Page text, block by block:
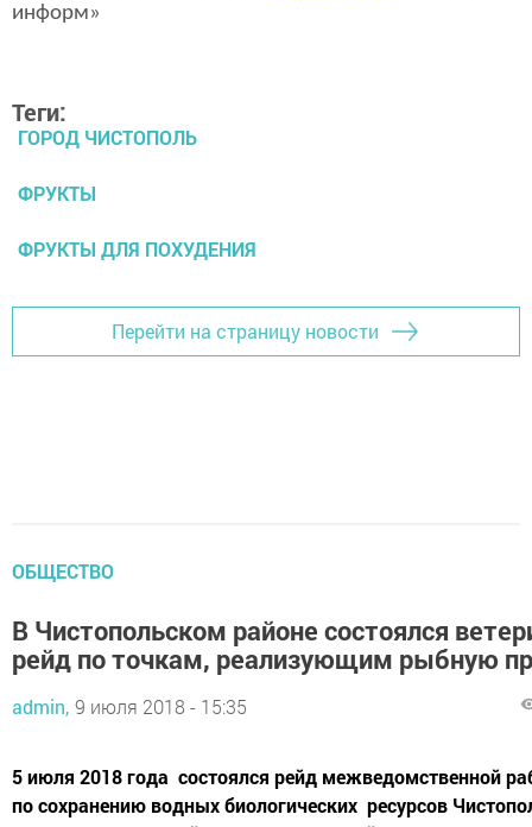
информ»
Теги:
ГОРОД ЧИСТОПОЛЬ
ФРУКТЫ
ФРУКТЫ ДЛЯ ПОХУДЕНИЯ
Перейти на страницу новости
ОБЩЕСТВО
В Чистопольском районе состоялся
рейд по точкам, реализующим рыбную
admin, 9 июля 2018 - 15:35
5 июля 2018 года состоялся рейд межведомственной
по сохранению водных биологических ресурсов